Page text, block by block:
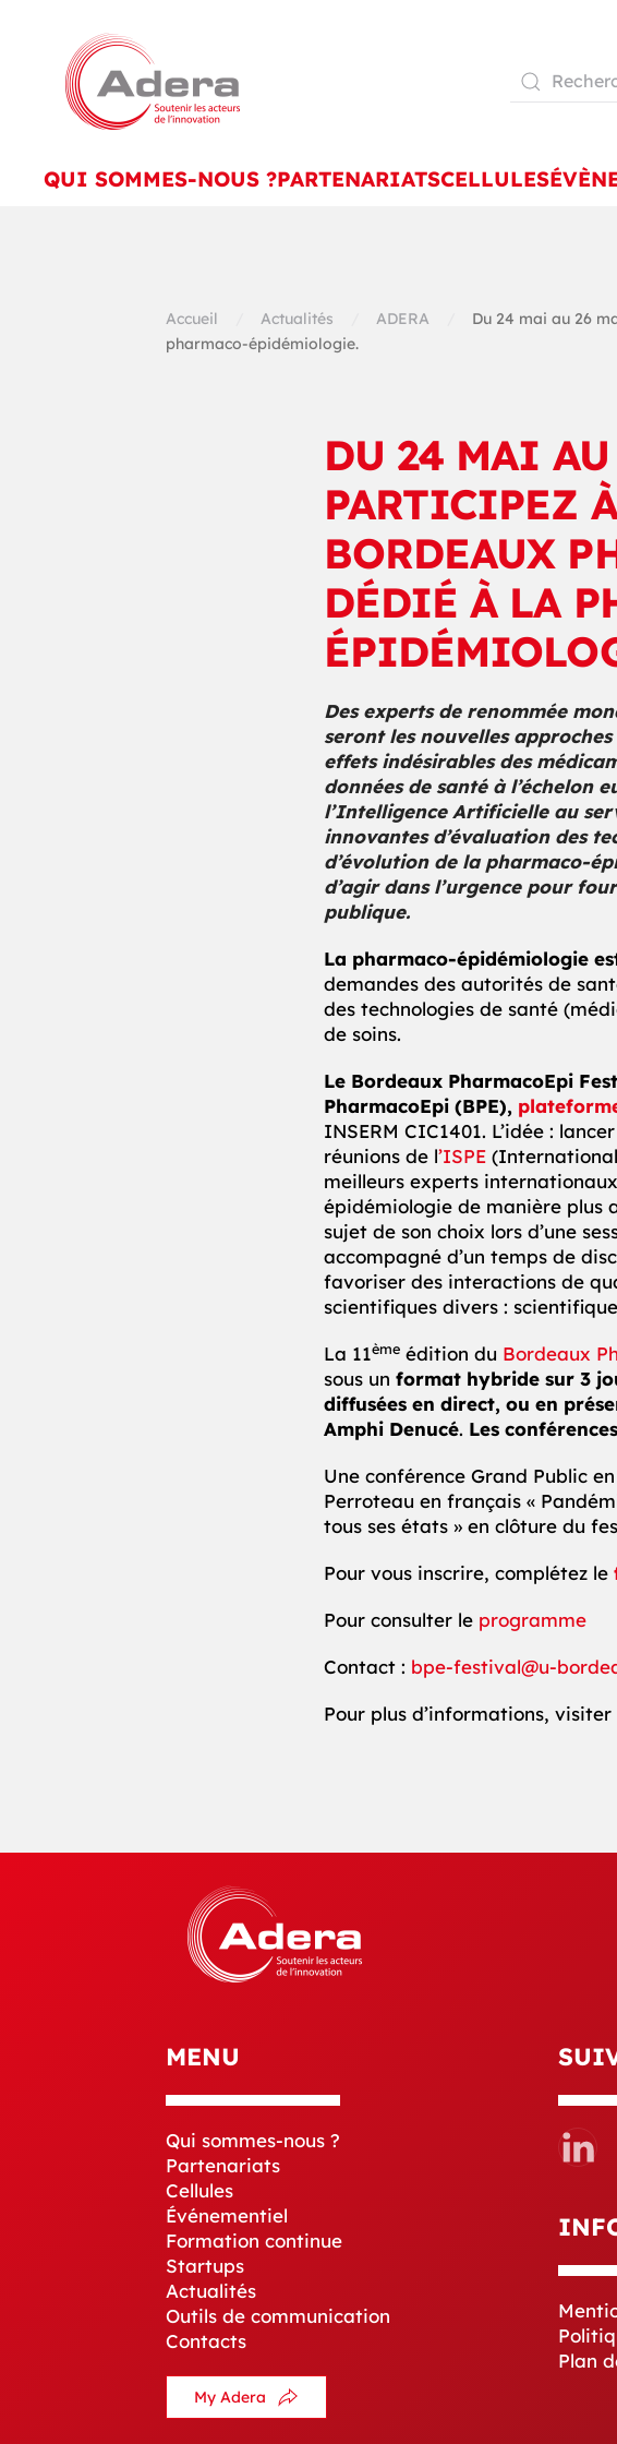
Skip to main content
QUI SOMMES-NOUS ?PARTENARIATSCELLULES
Accueil Actualités ADERA
Du 24 mai au 26
pharmaco-épidémiologie.
DU 24 MAI
PARTICIPEZ
BORDEAUX
DÉDIÉ À LA
Des experts de renommée
seront les nouvelles
effets indésirables des
données de santé à l’échelon
l’Intelligence Artificielle au
innovantes d’évaluation des
d’évolution de la pharmaco-
d’agir dans l’urgence pour
publique.
La pharmaco-épidémiologie
demandes des autorités de
des technologies de santé
de soins.
Le Bordeaux PharmacoEpi
PharmacoEpi (BPE),
INSERM CIC1401. L’idée :
réunions de l’ISPE
meilleurs experts
épidémiologie de manière plus
sujet de son choix lors d’une
accompagné d’un temps de
favoriser des interactions de
scientifiques divers :
La 11ème édition du Bordeaux
sous un format hybride sur 3
diffusées en direct, ou en
Amphi Denucé. Les
Une conférence Grand Public
Perroteau en français «
tous ses états » en clôture du
Pour vous inscrire, complétez le
Pour consulter le programme
Contact : bpe-festival@u-
Pour plus d’informations, visiter
MENU
Qui sommes-nous ?
Partenariats
Cellules
Événementiel
Formation continue
Startups
Actualités
Outils de communication
Contacts
My Adera
Plan